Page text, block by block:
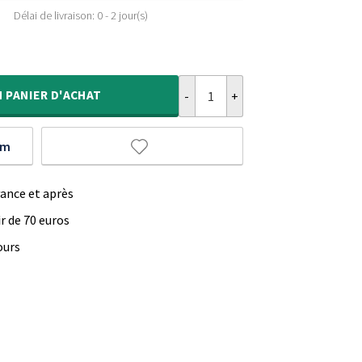
Délai de livraison: 0 - 2 jour(s)
PANIER D'ACHAT
et après
70 euros